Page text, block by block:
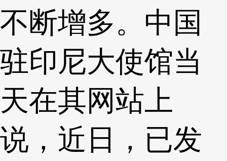
不断增多。中国
驻印尼大使馆当
天在其网站上
说，近日，已发